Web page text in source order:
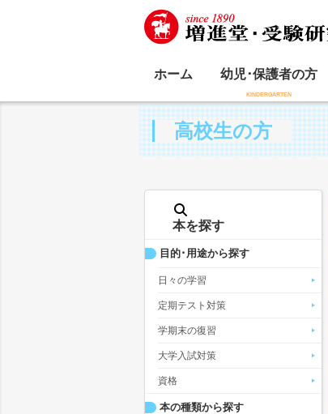
ホーム 幼児･保護者の方
高校生の方
本を探す
目的･用途から探す
日々の学習
定期テスト対策
学期末の復習
大学入試対策
資格
本の種類から探す